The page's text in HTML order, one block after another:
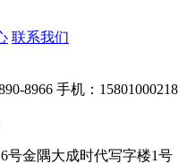
联系我们
8966 手机：15801000218
号金隅大成时代写字楼1号